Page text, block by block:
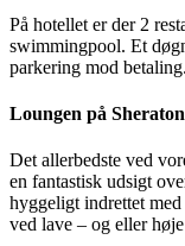
På hotellet er der 2
swimmingpool. Et
parkering mod betaling.
Loungen på
Det allerbedste ved
en fantastisk udsigt
hyggeligt indrettet
ved lave – og eller